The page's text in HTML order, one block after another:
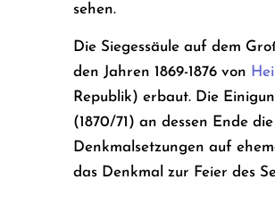
sehen.
Die Siegessäule auf dem
den Jahren 1869-1876 von
Republik) erbaut. Die
(1870/71) an dessen Ende
Denkmalsetzungen auf
das Denkmal zur Feier des